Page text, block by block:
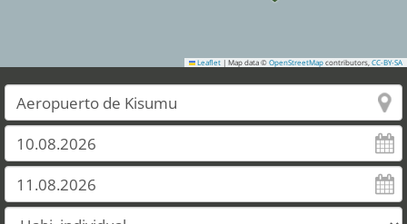
Leaflet | Map data © OpenStreetMap contributors, CC-BY-SA